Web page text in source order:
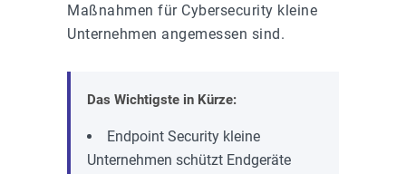
Maßnahmen für Cybersecurity kleine
Unternehmen angemessen sind.
Das Wichtigste in Kürze:
Endpoint Security kleine
Unternehmen schützt Endgeräte